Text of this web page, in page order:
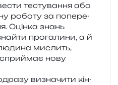
тесту­ва­н­ня або
робо­ту за попе­ре­
Оцінка знань
про­га­ли­ни, а й
мислить,
спри­ймає нову
визна­чи­ти кін­